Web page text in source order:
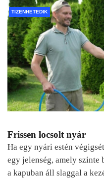
TIZENHETEDIK
Frissen locsolt nyár
Ha egy nyári estén
egy jelenség, amely szinte
a kapuban áll slaggal a